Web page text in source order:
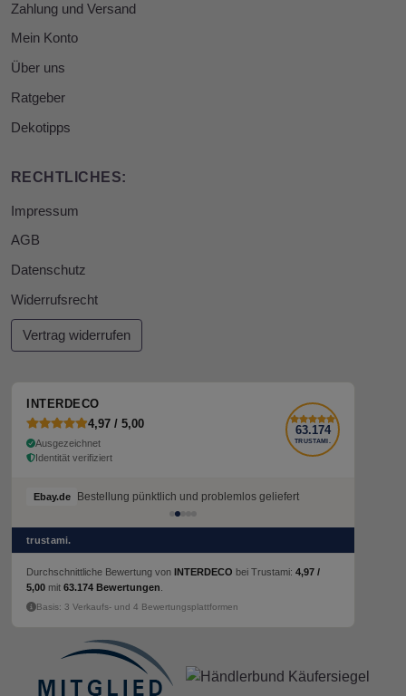
Zahlung und Versand
Mein Konto
Über uns
Ratgeber
Dekotipps
RECHTLICHES:
Impressum
AGB
Datenschutz
Widerrufsrecht
Vertrag widerrufen
INTERDECO
4,97 / 5,00
Ausgezeichnet
Identität verifiziert
63.174
TRUSTAMI.
Ebay.de Bestellung pünktlich und problemlos geliefert
Ebay.de Bestellung pünktlich und problemlos geliefert
trustami.
Durchschnittliche Bewertung von INTERDECO bei Trustami: 4,97 /
5,00 mit 63.174 Bewertungen
Basis: 3 Verkaufs- und 4 Bewertungsplattformen